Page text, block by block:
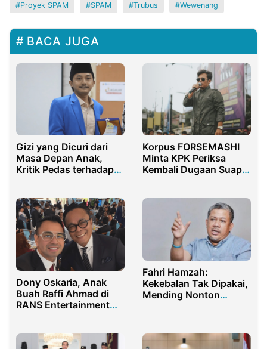
Proyek SPAM SPAM Trubus Wewenang
BACA JUGA
Gizi yang Dicuri dari
Masa Depan Anak,
Kritik Pedas terhadap
Korpus FORSEMASHI
Minta KPK Periksa
Kembali Dugaan Suap
Dony Oskaria, Anak
Buah Raffi Ahmad di
RANS Entertainment
Fahri Hamzah:
Kekebalan Tak Dipakai,
Mending Nonton